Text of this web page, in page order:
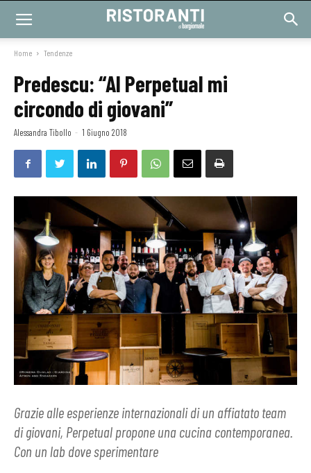
Home Tendenze
Predescu: “Al Perpetual mi
circondo di giovani”
Alessandra Tibollo - 1 Giugno 2018
Grazie alle esperienze internazionali di un affiatato team
di giovani, Perpetual propone una cucina contemporanea.
Con un lab dove sperimentare